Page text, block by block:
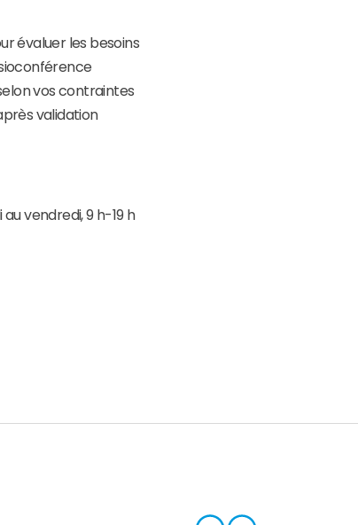
évaluer les besoins
vos contraintes
validation
vendredi, 9 h-19 h